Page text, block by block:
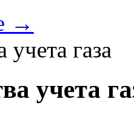
→
учета газа
учета